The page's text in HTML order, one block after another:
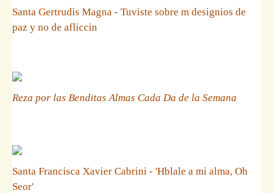
Santa Gertrudis Magna - Tuviste sobre m designios de
paz y no de afliccin
Reza por las Benditas Almas Cada Da de la Semana
Santa Francisca Xavier Cabrini - 'Hblale a mi alma, Oh
Seor'